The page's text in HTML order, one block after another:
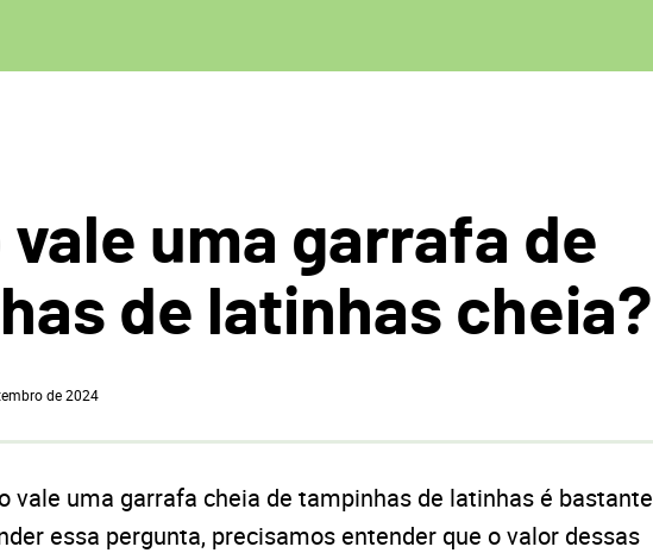
vale uma garrafa de
de latinhas cheia?
de 2024
vale uma garrafa cheia de tampinhas de latinhas é bastante
essa pergunta, precisamos entender que o valor dessas